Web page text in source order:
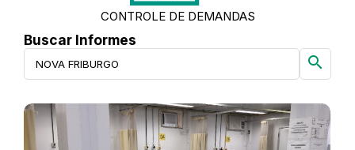
CONTROLE DE DEMANDAS
Buscar Informes
search